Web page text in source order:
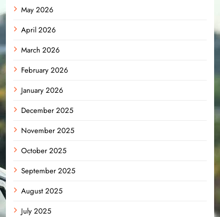
May 2026
April 2026
March 2026
February 2026
January 2026
December 2025
November 2025
October 2025
September 2025
August 2025
July 2025